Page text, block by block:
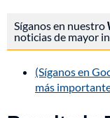
Síganos en nuestro
noticias de mayor
(Síganos en
más